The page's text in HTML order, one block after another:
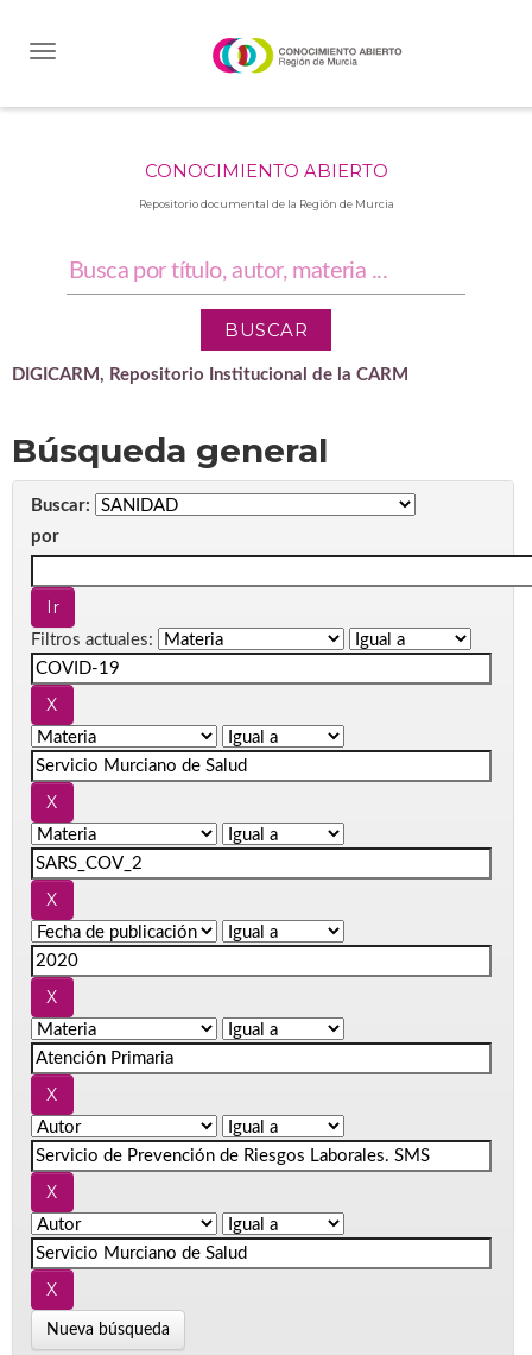
CONOCIMIENTO ABIERTO
Repositorio documental de la Región de Murcia
DIGICARM, Repositorio Institucional de la CARM
Búsqueda general
Buscar:
por
Filtros actuales:
Nueva búsqueda